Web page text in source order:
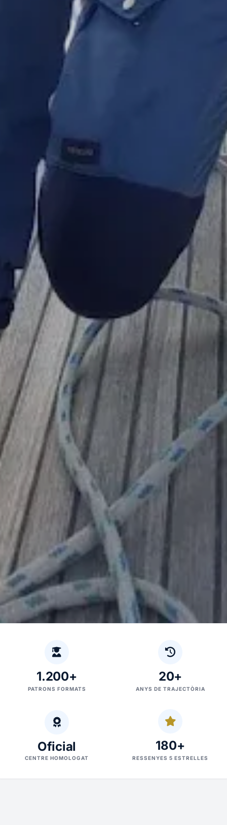
1.200+
PATRONS FORMATS
20+
ANYS DE TRAJECTÒRIA
Oficial
CENTRE HOMOLOGAT
180+
RESSENYES 5 ESTRELLES